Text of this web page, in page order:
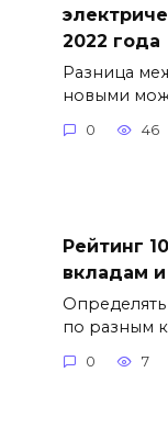
2022 года
Разница
новыми
0 46
Рейтинг
вкладам
по разным
0 7